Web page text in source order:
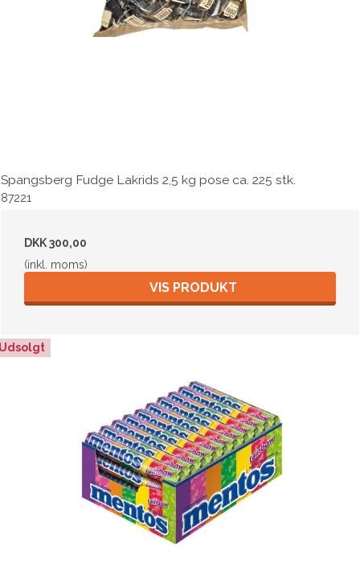
Spangsberg Fudge Lakrids 2,5 kg pose ca. 225 stk.
87221
DKK 300,00
(inkl. moms)
VIS PRODUKT